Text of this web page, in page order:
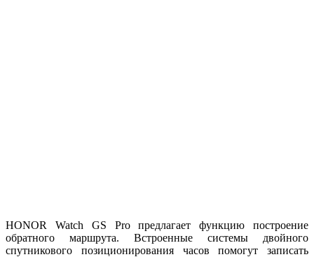
HONOR Watch GS Pro предлагает функцию построение
обратного маршрута. Встроенные системы двойного
спутникового позиционирования часов помогут записать